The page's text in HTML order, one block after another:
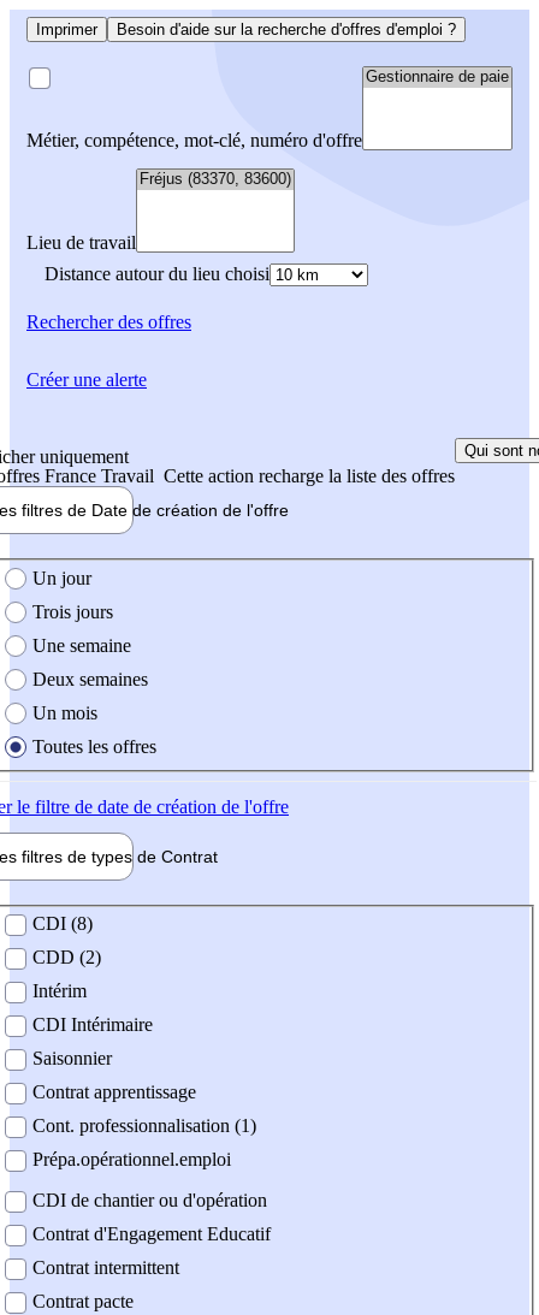
Imprimer Besoin d'aide sur la recherche d'offres d'emploi ?
Métier, compétence, mot-clé, numéro d'offre
Lieu de travail
Distance autour du lieu choisi
Rechercherdes offres
uniquement
France Travail Cette action recharge la liste des offres
Qui sont
filtres de Date de création de l'offre
création de l'offre
Un jour
Trois jours
Une semaine
Deux semaines
Un mois
Toutes les offres
le filtre de date de création de l'offre
filtres de types de Contrat
contrat
CDI (8)
CDD (2)
Intérim
CDI Intérimaire
Saisonnier
Contrat apprentissage
Cont. professionnalisation (1)
Prépa.opérationnel.emploi
CDI de chantier ou d'opération
Contrat d'Engagement Educatif
Contrat intermittent
Contrat pacte
Créer une alerte